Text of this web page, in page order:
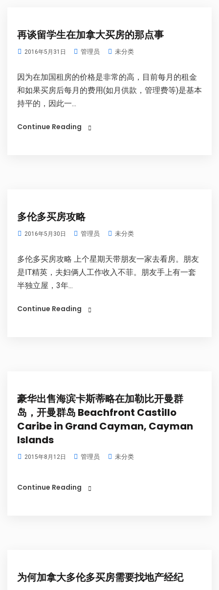
再谈留学生在加拿大买房的那点事
2016年5月31日 管理员 未分类
因为在加国租房的价格是非常的高，目前每月的租金
和如果买房后每月的费用(如月供款，管理费等)是基本
持平的，因此一...
Continue Reading
多伦多买房攻略
2016年5月30日 管理员 未分类
多伦多买房攻略 上个星期天带朋友一家去看房。朋友
是IT精英，夫妇俩人工作收入不菲。朋友手上有一套
半独立屋，3年...
Continue Reading
豪华出售海滨卡斯蒂略在加勒比开曼群
岛，开曼群岛 Beachfront Castillo
Caribe in Grand Cayman, Cayman
Islands
2015年8月12日 管理员 未分类
Continue Reading
为何加拿大多伦多买房需要找地产经纪